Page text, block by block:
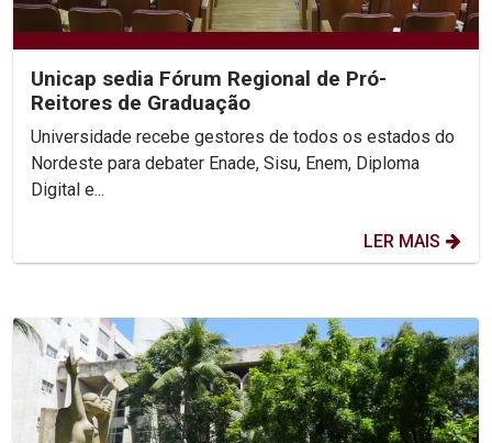
Unicap sedia Fórum Regional de Pró-
Reitores de Graduação
Universidade recebe gestores de todos os estados do
Nordeste para debater Enade, Sisu, Enem, Diploma
Digital e...
LER MAIS